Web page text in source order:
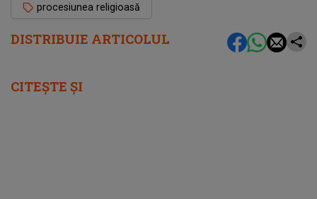
DISTRIBUIE ARTICOLUL
procesiunea religioasă
CITEȘTE ȘI